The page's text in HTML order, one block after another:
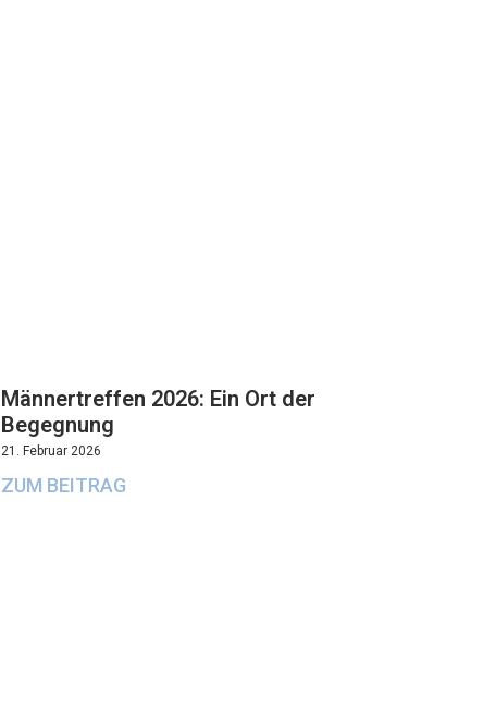
Männertreffen 2026: Ein Ort der
Begegnung
21. Februar 2026
ZUM BEITRAG